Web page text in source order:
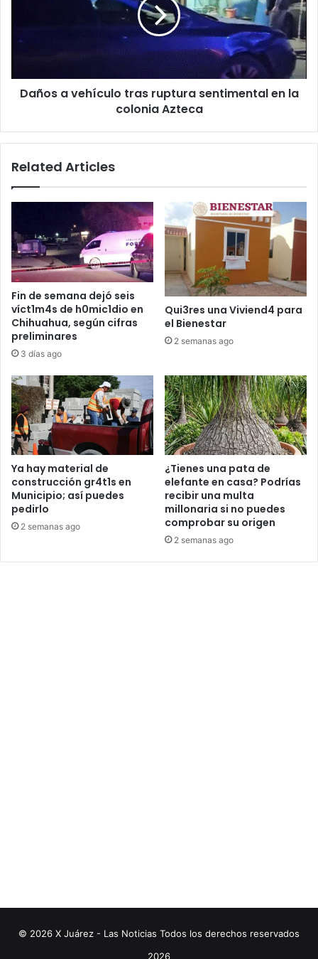
la
colonia
Azteca
Daños a vehículo tras ruptura sentimental en la
colonia Azteca
Related Articles
Fin de semana dejó seis
víct1m4s de h0mic1dio en
Chihuahua, según cifras
preliminares
3 días ago
Qui3res una Viviend4 para
el Bienestar
2 semanas ago
Ya hay material de
construcción gr4t1s en
Municipio; así puedes
pedirlo
2 semanas ago
¿Tienes una pata de
elefante en casa? Podrías
recibir una multa
millonaria si no puedes
comprobar su origen
2 semanas ago
© 2026 X Juárez - Las Noticias Todos los derechos reservados
2026